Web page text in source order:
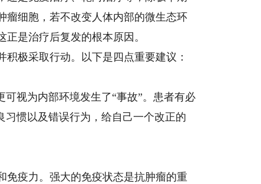
瘤细胞，若不改变人体内部的微生态环
是治疗后复发的根本原因。
极采取行动。以下是四点重要建议：
视为内部环境发生了“事故”。患者有必
习惯以及错误行为，给自己一个改正的
疫力。强大的免疫状态是抗肿瘤的重